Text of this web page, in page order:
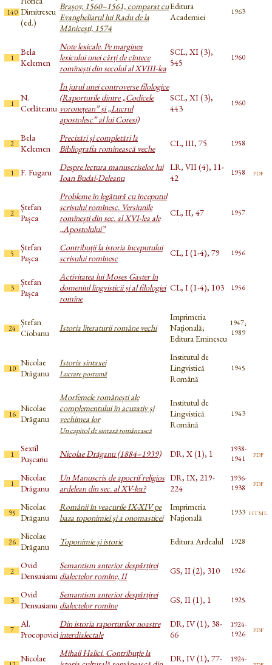
140 Dimitrescu
(ed.)
Brașov, 1560–1561, comparat cu
Evangheliarul lui Radu de la
Mănicești, 1574
Editura
Academiei
1963
1
Bela
Kelemen
Note lexicale. Pe marginea
lexicului unei cărți de cîntece
romînești din secolul al XVIII-lea
SCL, XI (3),
545
1960
1
N.
Corlăteanu
În jurul unei controverse filologice
(Raporturile dintre „Codicele
voronețean” și „Lucrul
apostolesc” al lui Coresi)
SCL, XI (3),
443
1960
2
Bela
Kelemen
Precizări și completări la
Bibliografia romînească veche
CL, III, 75 1958
1 F. Fugaru
Despre lectura manuscriselor lui
Ioan Budai-Deleanu
LR, VII (4), 11-
42
1958 pdf
2
Ștefan
Pașca
Probleme în legătură cu începutul
scrisului romînesc. Versiunile
romînești din sec. al XVI-lea ale
„Apostolului”
CL, II, 47 1957
5
Ștefan
Pașca
Contribuții la istoria începutului
scrisului romînesc
CL, I (1-4), 79 1956
3
Ștefan
Pașca
Activitatea lui Moses Gaster în
domeniul lingvisticii și al filologiei
romîne
CL, I (1-4), 103 1956
24
Ștefan
Ciobanu
Istoria literaturii române vechi
Imprimeria
Națională;
Editura Eminescu
1947;
1989
10
Nicolae
Drăganu
Istoria sintaxei
Lucrare postumă
Institutul de
Lingvistică
Română
1945
16
Nicolae
Drăganu
Morfemele românești ale
complementului în acuzativ și
vechimea lor
Un capitol de sintaxă românească
Institutul de
Lingvistică
Română
1943
1
Sextil
Pușcariu
Nicolae Drăganu (1884–1939) DR, X (1), 1
1938-
1941
pdf
1
Nicolae
Drăganu
Un Manuscris de apocrif religios
ardelean din sec. al XV-lea?
DR, IX, 219-
224
1936-
1938
pdf
95
Nicolae
Drăganu
Românii în veacurile IX-XIV pe
baza toponimiei şi a onomasticei
Imprimeria
Națională
1933 html
26
Nicolae
Drăganu
Toponimie și istorie Editura Ardealul 1928
2
Ovid
Densusianu
Semantism anterior despărțirei
dialectelor romîne, II
GS, II (2), 310 1926
3
Ovid
Densusianu
Semantism anterior despărțirei
dialectelor romîne
GS, II (1), 1 1925
7
Al.
Procopovici
Din istoria raporturilor noastre
interdialectale
DR, IV (1), 38-
66
1924-
1926
pdf
Nicolae
Mihail Halici. Contribuție la
DR, IV (1), 77-
1924-